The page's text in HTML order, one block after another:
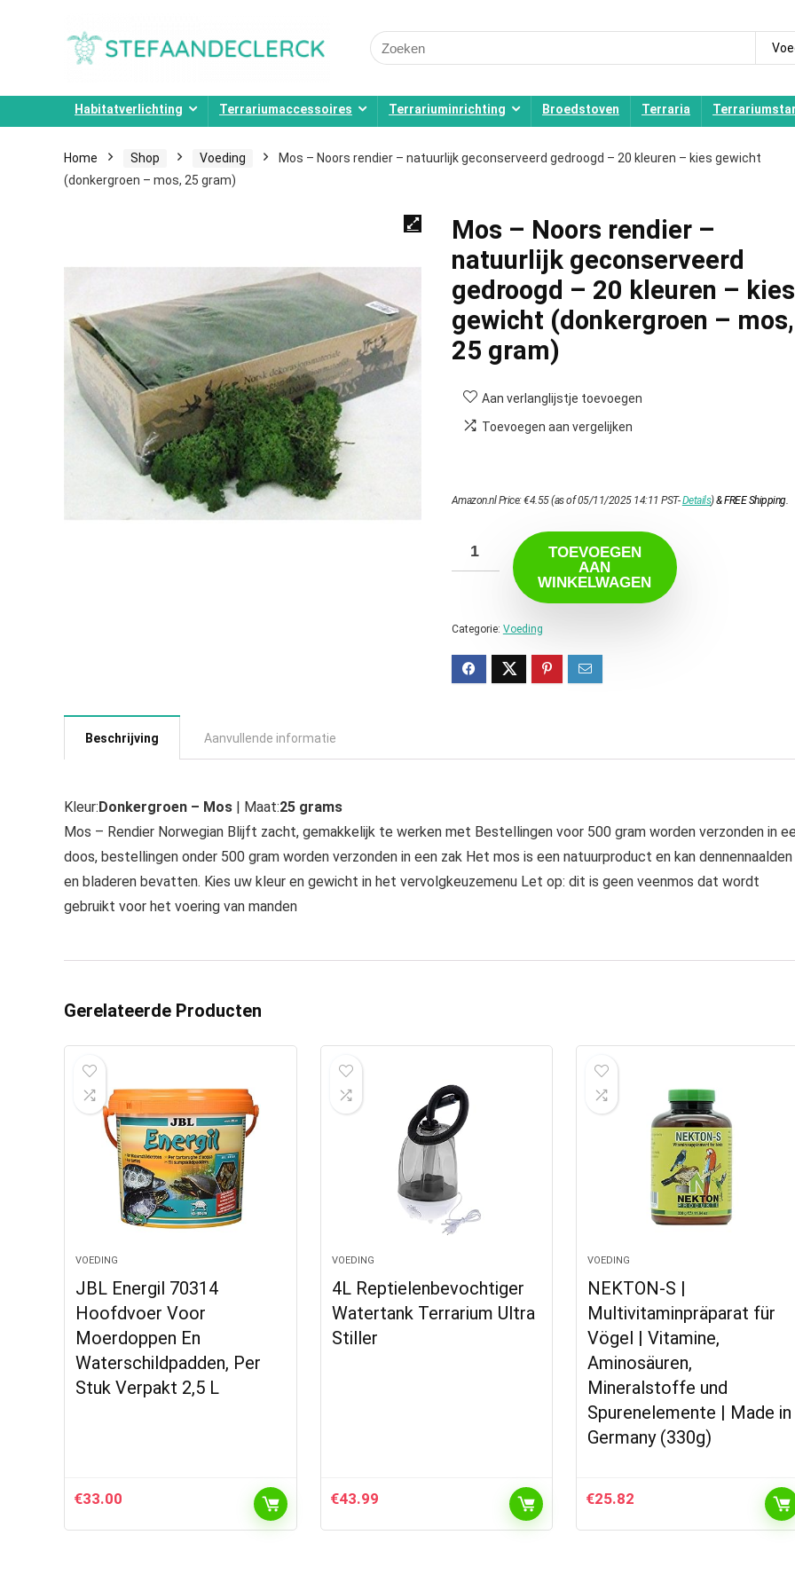
Search
for:
Habitatverlichting Terrariumaccessoires Terrariuminrichting Broedstoven Terraria
Home Shop Voeding
Mos – Noors rendier – natuurlijk geconserveerd gedroogd – 20 kleuren – kies gewicht
(donkergroen – mos, 25 gram)
Mos – Noors rendier –
natuurlijk geconserveerd
gedroogd – 20 kleuren – kies
gewicht (donkergroen – mos,
25 gram)
Aan verlanglijstje toevoegen
Toevoegen aan vergelijken
Amazon.nl Price:€4.55(as of 05/11/2025 14:11 PST-Details)&FREE Shipping.
TOEVOEGEN
AAN
WINKELWAGEN
Categorie: Voeding
Beschrijving Aanvullende informatie
Kleur:Donkergroen – Mos | Maat:25 grams
Mos – Rendier Norwegian Blijft zacht, gemakkelijk te werken met Bestellingen voor 500 gram worden verzonden in
doos, bestellingen onder 500 gram worden verzonden in een zak Het mos is een natuurproduct en kan dennennaalden
en bladeren bevatten. Kies uw kleur en gewicht in het vervolgkeuzemenu Let op: dit is geen veenmos dat wordt
gebruikt voor het voering van manden
Gerelateerde Producten
VOEDING
JBL Energil 70314
Hoofdvoer Voor
Moerdoppen En
Waterschildpadden, Per
Stuk Verpakt 2,5 L
€33.00
VOEDING
4L Reptielenbevochtiger
Watertank Terrarium Ultra
Stiller
€43.99
VOEDING
NEKTON-S |
Multivitaminpräparat für
Vögel | Vitamine,
Aminosäuren,
Mineralstoffe und
Spurenelemente | Made in
Germany (330g)
€25.82